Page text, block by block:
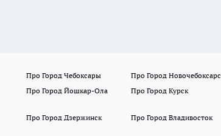
Про Город Чебоксары Про Город
Про Город Йошкар-Ола
Про Город Курск
Про Город Дзержинск
Про Город Владивосток